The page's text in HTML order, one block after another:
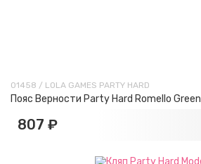
01458 / LOLA GAMES PARTY HARD
Пояс Верности Party Hard Romello Green
807 ₽